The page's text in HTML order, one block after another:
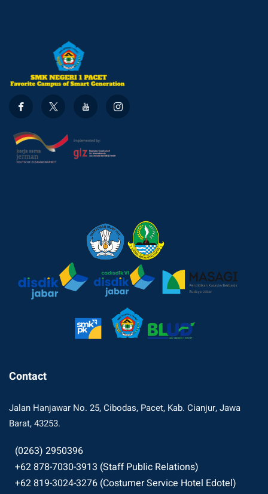
Contact
Jalan Hanjawar No. 25, Cibodas, Pacet, Kab. Cianjur, Jawa
Barat, 43253.
(0263) 2950396
+62 878-7030-3913 (Staff Public Relations)
+62 819-3024-3276 (Costumer Service Hotel Edotel)